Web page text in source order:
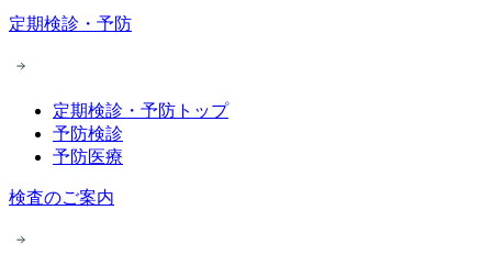
定期検診・予防
定期検診・予防トップ
予防検診
予防医療
検査のご案内